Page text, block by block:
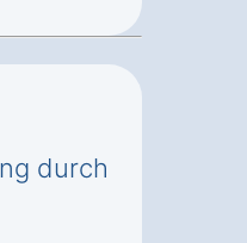
durch